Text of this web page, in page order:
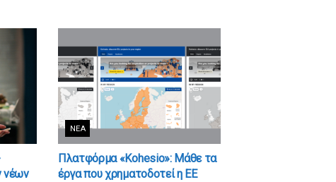
νέων
ΝΈΑ
Πλατφόρμα «Kohesio»: Μάθε τα
έργα που χρηματοδοτεί η ΕΕ